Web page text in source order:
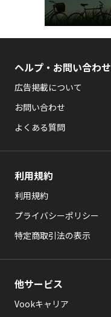
ヘルプ・お問い合わせ
広告掲載について
お問い合わせ
よくある質問
利用規約
利用規約
プライバシーポリシー
特定商取引法の表示
他サービス
Vookキャリア